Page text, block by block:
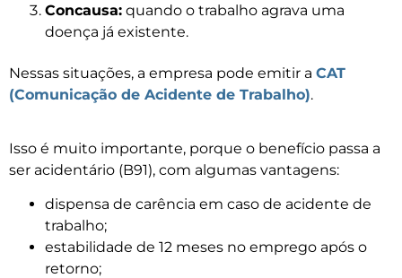
Concausa: quando o trabalho agrava uma
doença já existente.
Nessas situações, a empresa pode emitir a CAT
(Comunicação de Acidente de Trabalho).
Isso é muito importante, porque o benefício passa a
ser acidentário (B91), com algumas vantagens:
dispensa de carência em caso de acidente de
trabalho;
estabilidade de 12 meses no emprego após o
retorno;